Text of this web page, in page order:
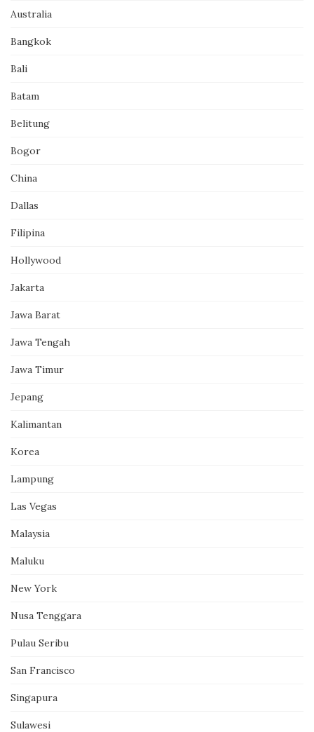
Australia
Bangkok
Bali
Batam
Belitung
Bogor
China
Dallas
Filipina
Hollywood
Jakarta
Jawa Barat
Jawa Tengah
Jawa Timur
Jepang
Kalimantan
Korea
Lampung
Las Vegas
Malaysia
Maluku
New York
Nusa Tenggara
Pulau Seribu
San Francisco
Singapura
Sulawesi